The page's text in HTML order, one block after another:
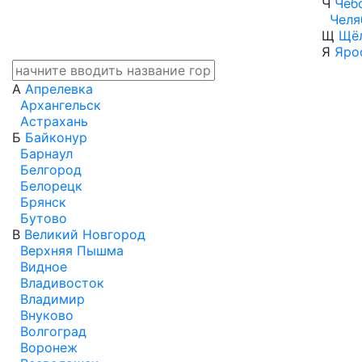
Ч
Щ
Я
А Апрелевка
Архангельск
Астрахань
Б Байконур
Барнаул
Белгород
Белорецк
Брянск
Бутово
В Великий Новгород
Верхняя Пышма
Видное
Владивосток
Владимир
Внуково
Волгоград
Воронеж